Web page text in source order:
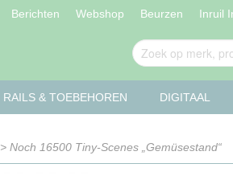
Berichten Webshop Beurzen Inruil
RAILS & TOEBEHOREN DIGITAAL
> Noch 16500 Tiny-Scenes „Gemüsestand“